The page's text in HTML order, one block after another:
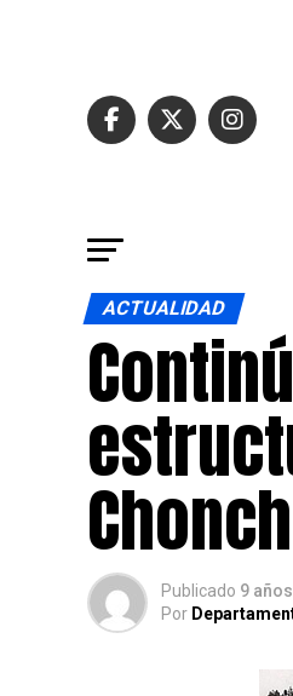
ACTUALIDAD
Publicado 9
Por